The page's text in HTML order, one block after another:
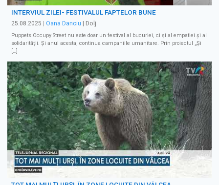
INTERVIUL ZILEI- FESTIVALUL FAPTELOR BUNE
25.08.2025 | Oana Danciu | Dolj
Puppets Occupy Street nu este doar un festival al bucuriei, ci şi al empatiei şi al
solidarităţii. Şi anul acesta, continua campaniile umanitare. Prin proiectul „Și
[…]